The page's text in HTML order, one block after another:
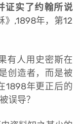
证实了约翰所说
》,1898年，第12
有人用史密斯在
创造者，而是被
1898年更正后的
误导？